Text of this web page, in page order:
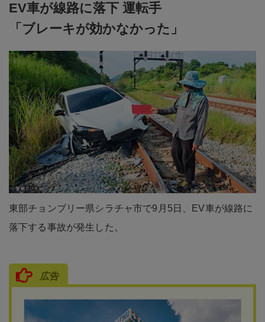
EV車が線路に落下 運転手
「ブレーキが効かなかった」
東部チョンブリー県シラチャ市で9月5日、EV車が線路に
落下する事故が発生した。
広告